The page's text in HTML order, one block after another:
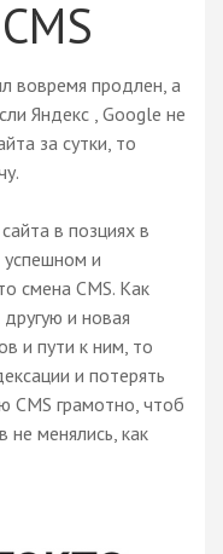
вовремя продлен, а
Яндекс , Google не
за сутки, то
в позциях в
успешном и
смена CMS. Как
и новая
и пути к ним, то
и потерять
CMS грамотно, чтоб
менялись, как